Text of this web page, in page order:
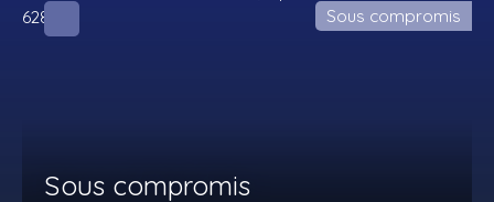
Sous compromis
Sous compromis